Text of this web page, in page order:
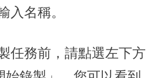
入名稱。
任務前，請點選左下方